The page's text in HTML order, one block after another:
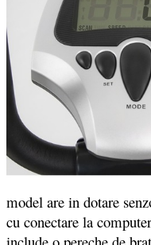
model are in dotare
cu conectare la